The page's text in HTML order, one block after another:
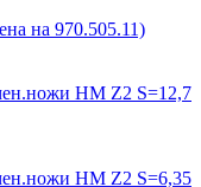
на 970.505.11)
HM Z2 S=12,7
HM Z2 S=6,35